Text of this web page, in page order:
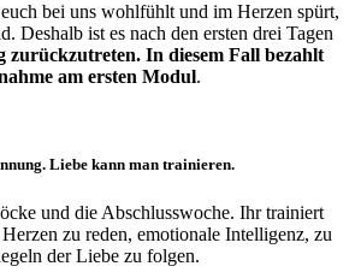
bei uns wohlfühlt und im Herzen spürt,
Deshalb ist es nach den ersten drei Tagen
zurückzutreten. In diesem Fall bezahlt
am ersten Modul.
. Liebe kann man trainieren.
und die Abschlusswoche. Ihr trainiert
zu reden, emotionale Intelligenz, zu
der Liebe zu folgen.